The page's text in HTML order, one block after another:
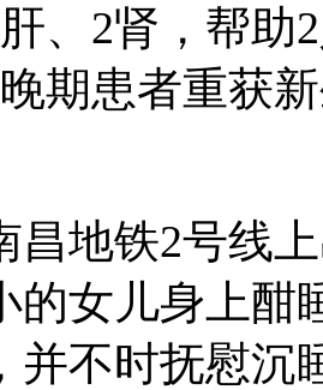
、2肾，帮助
期患者重获
昌地铁2号线
的女儿身上酣
并不时抚慰沉